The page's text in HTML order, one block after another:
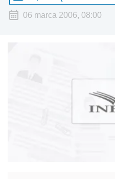
06 marca 2006, 08:00